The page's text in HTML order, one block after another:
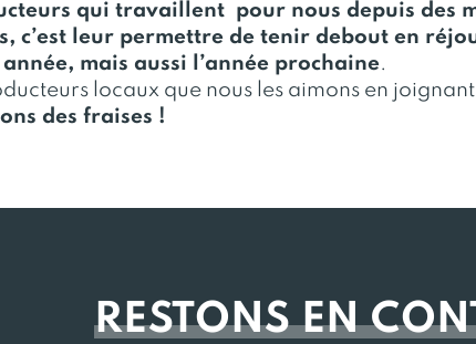
qui travaillent pour nous depuis des
c’est leur permettre de tenir debout en
mais aussi l’année prochaine.
locaux que nous les aimons en joignant
des fraises !
RESTONS EN